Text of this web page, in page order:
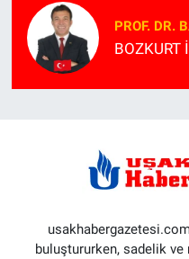
PROF. DR.
BOZKURT
buluştururken, sadelik